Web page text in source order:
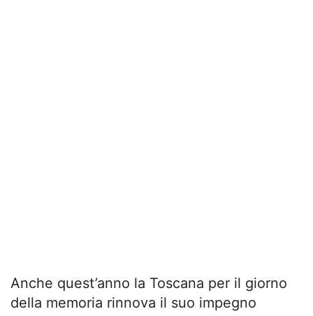
Anche quest’anno la Toscana per il giorno
della memoria rinnova il suo impegno